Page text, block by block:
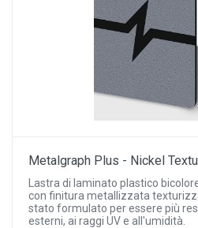
Metalgraph Plus - Nickel
Lastra di laminato plastico
con finitura metallizzata
stato formulato per essere più
esterni, ai raggi UV e all'umidità.